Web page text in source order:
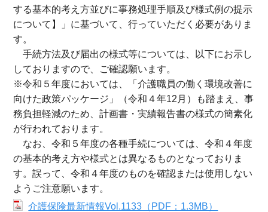
する基本的考え方並びに事務処理手順及び様式例の提示
について】」に基づいて、行っていただく必要がありま
す。
手続方法及び届出の様式等については、以下にお示し
しておりますので、ご確認願います。
※令和５年度においては、「介護職員の働く環境改善に
向けた政策パッケージ」（令和４年12月）も踏まえ、事
務負担軽減のため、計画書・実績報告書の様式の簡素化
が行われております。
なお、令和５年度の各種手続については、令和４年度
の基本的考え方や様式とは異なるものとなっておりま
す。誤って、令和４年度のものを確認または使用しない
ようご注意願います。
介護保険最新情報Vol.1133（PDF：1.3MB）